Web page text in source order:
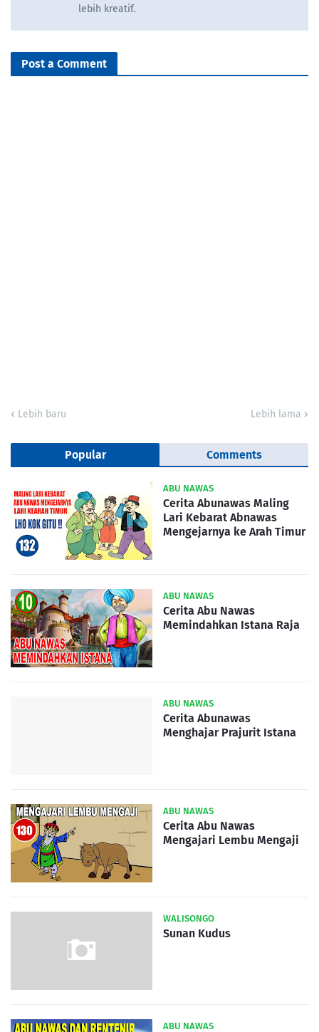
lebih kreatif.
Post a Comment
Lebih baru Lebih lama
Popular Comments
ABU NAWAS
Cerita Abunawas Maling
Lari Kebarat Abnawas
Mengejarnya ke Arah Timur
ABU NAWAS
Cerita Abu Nawas
Memindahkan Istana Raja
ABU NAWAS
Cerita Abunawas
Menghajar Prajurit Istana
ABU NAWAS
Cerita Abu Nawas
Mengajari Lembu Mengaji
WALISONGO
Sunan Kudus
ABU NAWAS